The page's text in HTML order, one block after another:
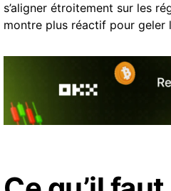
s’aligner étroitement sur les
montre plus réactif pour geler